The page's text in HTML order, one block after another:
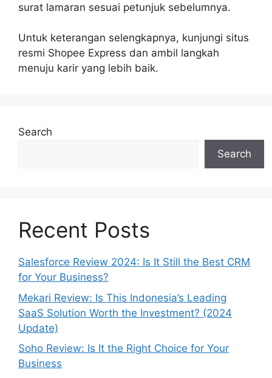
surat lamaran sesuai petunjuk sebelumnya.
Untuk keterangan selengkapnya, kunjungi situs
resmi Shopee Express dan ambil langkah
menuju karir yang lebih baik.
Search
Search
Recent Posts
Salesforce Review 2024: Is It Still the Best CRM
for Your Business?
Mekari Review: Is This Indonesia’s Leading
SaaS Solution Worth the Investment? (2024
Update)
Soho Review: Is It the Right Choice for Your
Business